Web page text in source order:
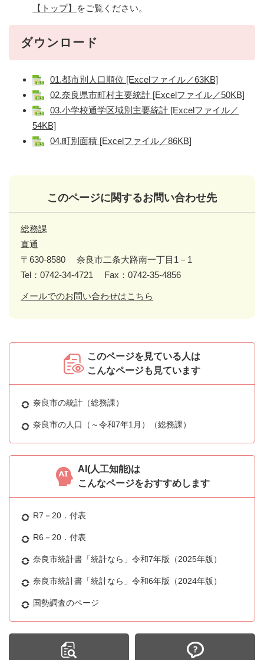
【トップ】
をご覧ください。
ダウンロード
01.都市別人口順位 [Excelファイル／63KB]
02.奈良県市町村主要統計 [Excelファイル／50KB]
03.小学校通学区域別主要統計 [Excelファイル／
54KB]
04.町別面積 [Excelファイル／86KB]
このページに関するお問い合わせ先
総務課
直通
〒630-8580
奈良市二条大路南一丁目1－1
Tel：0742-34-4721
Fax：0742-35-4856
メールでのお問い合わせはこちら
このページを見ている人は
こんなページも見ています
奈良市の統計（総務課）
奈良市の人口（～令和7年1月）（総務課）
AI(人工知能)は
こんなページをおすすめします
R7－20．付表
R6－20．付表
奈良市統計書「統計なら」令和7年版（2025年版）
奈良市統計書「統計なら」令和6年版（2024年版）
国勢調査のページ